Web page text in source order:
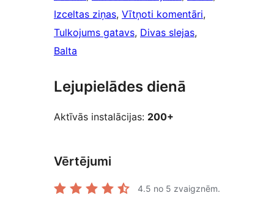
Izceltas ziņas, Vītņoti komentāri
Tulkojums gatavs, Divas slejas
Balta
Lejupielādes dienā
Aktīvās instalācijas: 200+
Vērtējumi
4.5 no 5 zvaigznēm.